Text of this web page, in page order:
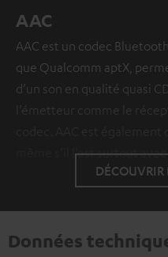
AAC
AAC est un codec
que Qualcomm aptX,
d’un son en qualité quasi
l’émetteur comme le
même s’il l’est surtout
Données